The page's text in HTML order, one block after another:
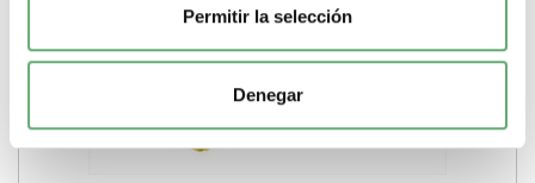
Permitir la selección
Denegar